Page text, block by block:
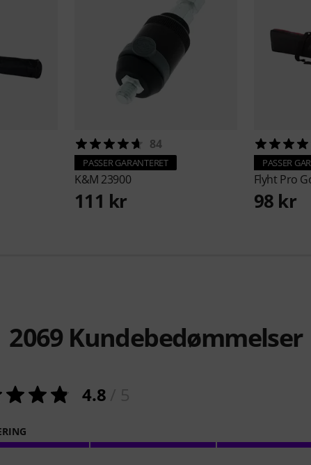
84
PASSER GARANTERET
K&M 23900
111 kr
PASSER
Flyht Pro
98 kr
2069 Kundebedømmelser
4.8